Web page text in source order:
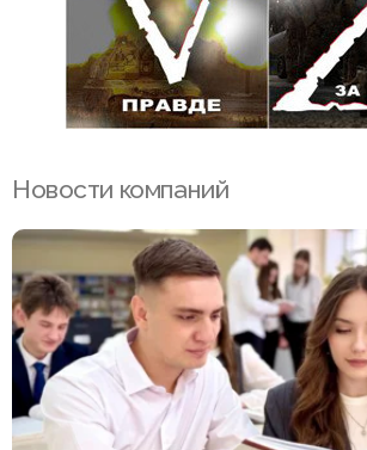
Новости компаний